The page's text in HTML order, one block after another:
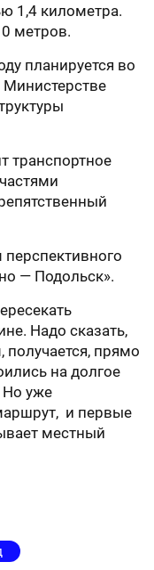
1,4 километра.
метров.
планируется во
транспортное
перспективного
— Подольск».
Надо сказать,
прямо
на долгое
Но уже
и первые
местный